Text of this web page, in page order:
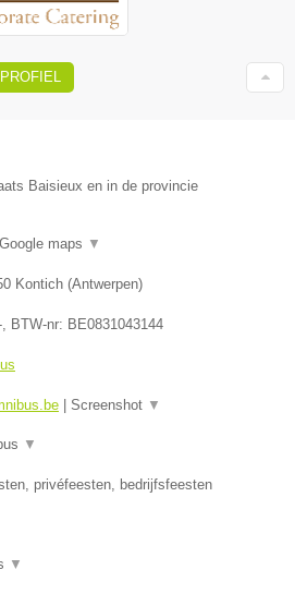
Baisieux en in de provincie
Google maps ▼
Kontich (Antwerpen)
, BTW-nr: BE0831043144
| Screenshot ▼
▼
privéfeesten, bedrijfsfeesten
▼